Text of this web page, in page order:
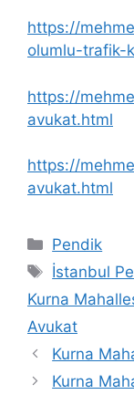
https://
olumlu-trafik-
https://
avukat.html
https://
avukat.html
Kategoriler
Pendik
Etiketler
İstanbul
Kurna
Avukat
Kurna
Kurna